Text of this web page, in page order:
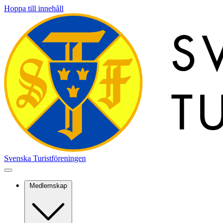
Hoppa till innehåll
Svenska Turistföreningen
Medlemskap